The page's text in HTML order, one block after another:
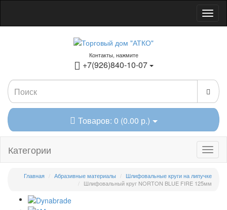
Контакты, нажмите
+7(926)840-10-07
Товаров: 0 (0.00 р.)
Категории
Главная Абразивные материалы
Шлифовальные круги на липучке
Шлифовальный круг NORTON BLUE FIRE 125мм